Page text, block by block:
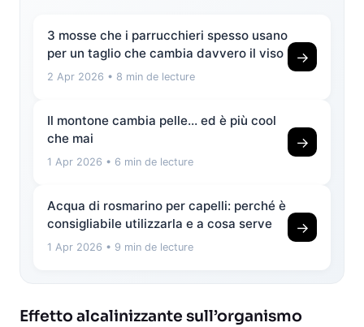
3 mosse che i parrucchieri spesso usano
per un taglio che cambia davvero il viso
2 Apr 2026 • 8 min de lecture
→
Il montone cambia pelle… ed è più cool
che mai
1 Apr 2026 • 6 min de lecture
→
Acqua di rosmarino per capelli: perché è
consigliabile utilizzarla e a cosa serve
1 Apr 2026 • 9 min de lecture
→
Effetto alcalinizzante sull’organismo